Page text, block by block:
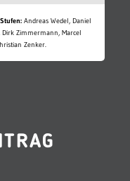
Andreas Wedel, Daniel
Dirk Zimmermann, Marcel
Zenker.